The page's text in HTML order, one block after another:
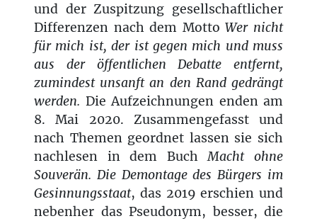
und der Zuspitzung gesellschaftlicher
Differenzen nach dem MottoWer nicht
für mich ist, der ist gegen mich und muss
aus der öffentlichen Debatte entfernt,
zumindest unsanft an den Rand gedrängt
werden. Die Aufzeichnungen enden am
8. Mai 2020. Zusammengefasst und
nach Themen geordnet lassen sie sich
nachlesen in dem BuchMacht ohne
Souverän. Die Demontage des Bürgers im
Gesinnungsstaat, das 2019 erschien und
nebenher das Pseudonym, besser, die